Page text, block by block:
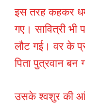
इस तरह कहकर
गए। सावित्री
लौट गई। वर के
पिता पुत्रवान बन
उसके श्वशुर की